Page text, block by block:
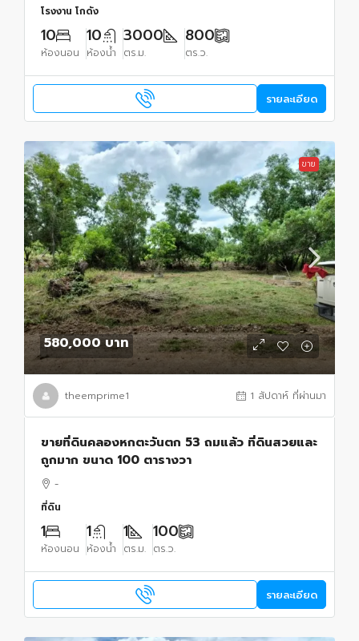
โรงงาน โกดัง
10
ห้องนอน
10
ห้องน้ำ
3000
ตร.ม.
800
ตร.ว.
รายละเอียด
ขาย
580,000 บาท
theemprime1 1 สัปดาห์ ที่ผ่านมา
ขายที่ดินคลองหกตะวันตก 53 ถมแล้ว ที่ดินสวยและ
ถูกมาก ขนาด 100 ตารางวา
-
ที่ดิน
1
ห้องนอน
1
ห้องน้ำ
1
ตร.ม.
100
ตร.ว.
รายละเอียด